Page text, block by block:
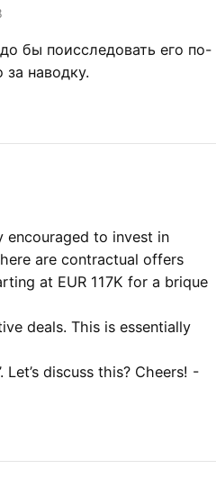
бы поисследовать его по-
наводку.
encouraged to invest in
are contractual offers
at EUR 117K for a brique
deals. This is essentially
Let’s discuss this? Cheers! -